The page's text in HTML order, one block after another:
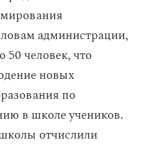
администрации,
50 человек, что
новых
по
в школе учеников.
отчислили